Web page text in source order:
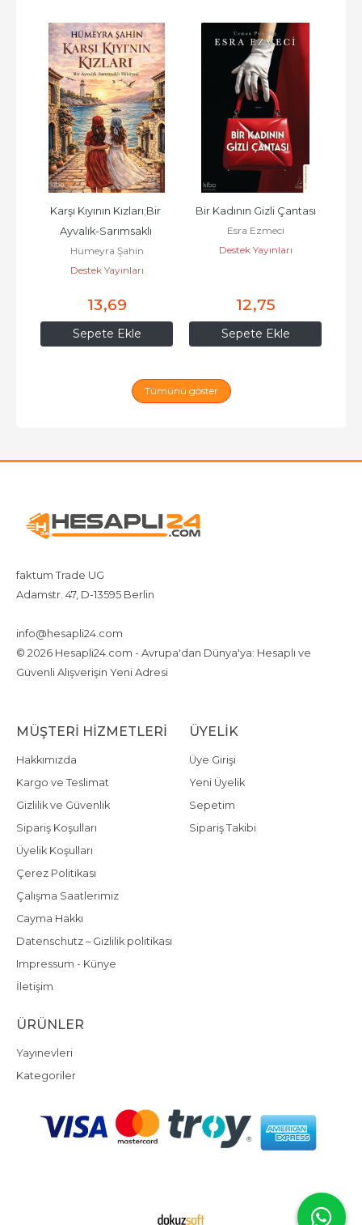
Sepete Ekle
Karşı Kıyının Kızları;Bir
Ayvalık-Sarımsaklı
Hikâyesi
Hümeyra Şahin
Destek Yayınları
13,69
Sepete Ekle
Bir Kadının Gizli Çantası
Esra Ezmeci
Destek Yayınları
12,75
Tümünü göster
faktum Trade UG
Adamstr. 47, D-13595 Berlin
info@hesapli24.com
© 2026 Hesapli24.com - Avrupa'dan Dünya'ya: Hesaplı ve
Güvenli Alışverişin Yeni Adresi
MÜŞTERI HIZMETLERI
Hakkımızda
Kargo ve Teslimat
Gizlilik ve Güvenlik
Sipariş Koşulları
Üyelik Koşulları
Çerez Politikası
Çalışma Saatlerimiz
Cayma Hakkı
Datenschutz – Gizlilik politikası
Impressum - Künye
İletişim
ÜYELIK
Üye Girişi
Yeni Üyelik
Sepetim
Sipariş Takibi
ÜRÜNLER
Yayınevleri
Kategoriler